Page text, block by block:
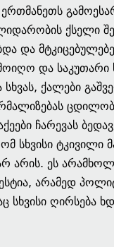
ქსელი
და
და საკუთარი
ქალები
ჩარევას
სხვისი ტკივილი
არის. ეს
არამედ
სხვისი ღირსება